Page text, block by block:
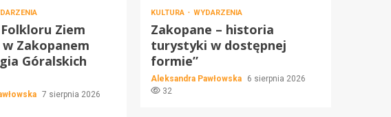
Ziem
Zakopanem
Góralskich
7 sierpnia 2026
KULTURA WYDARZENIA
Zakopane – historia
turystyki w dostępnej
formie”
Aleksandra Pawłowska
6 sierpnia 2026
32